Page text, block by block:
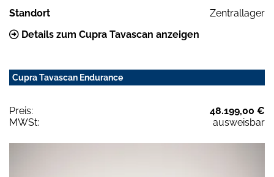
Standort
Zentrallager
Details zum Cupra Tavascan anzeigen
Cupra Tavascan Endurance
Preis:
48.199,00 €
MWSt:
ausweisbar